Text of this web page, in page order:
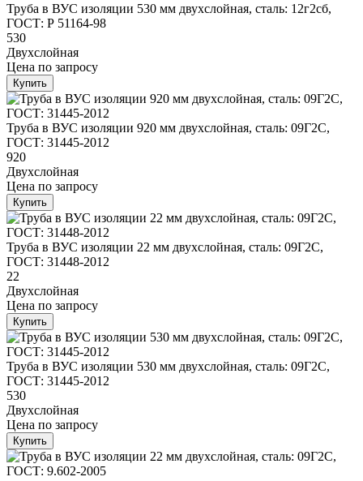
Труба в ВУС изоляции 530 мм двухслойная, сталь: 12г2сб,
ГОСТ: Р 51164-98
530
Двухслойная
Цена по запросу
Купить
Труба в ВУС изоляции 920 мм двухслойная, сталь: 09Г2С,
ГОСТ: 31445-2012
920
Двухслойная
Цена по запросу
Купить
Труба в ВУС изоляции 22 мм двухслойная, сталь: 09Г2С,
ГОСТ: 31448-2012
22
Двухслойная
Цена по запросу
Купить
Труба в ВУС изоляции 530 мм двухслойная, сталь: 09Г2С,
ГОСТ: 31445-2012
530
Двухслойная
Цена по запросу
Купить